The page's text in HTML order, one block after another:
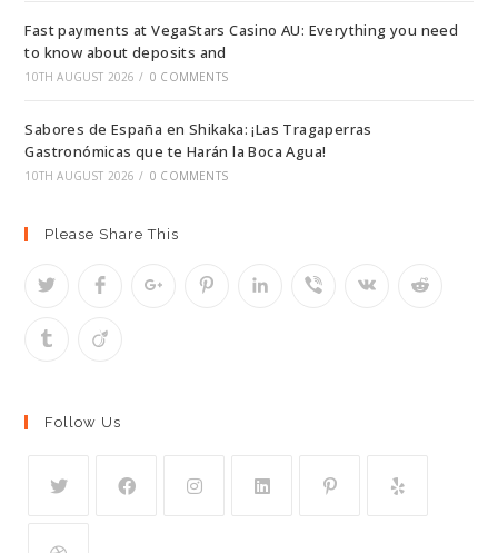
Fast payments at VegaStars Casino AU: Everything you need
to know about deposits and
10TH AUGUST 2026 / 0 COMMENTS
Sabores de España en Shikaka: ¡Las Tragaperras
Gastronómicas que te Harán la Boca Agua!
10TH AUGUST 2026 / 0 COMMENTS
Please Share This
Follow Us